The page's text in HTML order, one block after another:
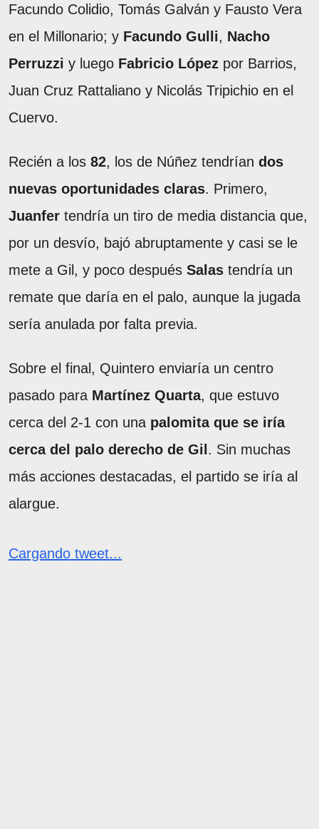
Facundo Colidio, Tomás Galván y Fausto Vera
en el Millonario; y Facundo Gulli, Nacho
Perruzzi y luego Fabricio López por Barrios,
Juan Cruz Rattaliano y Nicolás Tripichio en el
Cuervo.
Recién a los 82, los de Núñez tendrían dos
nuevas oportunidades claras. Primero,
Juanfer tendría un tiro de media distancia que,
por un desvío, bajó abruptamente y casi se le
mete a Gil, y poco después Salas tendría un
remate que daría en el palo, aunque la jugada
sería anulada por falta previa.
Sobre el final, Quintero enviaría un centro
pasado para Martínez Quarta, que estuvo
cerca del 2-1 con una palomita que se iría
cerca del palo derecho de Gil . Sin muchas
más acciones destacadas, el partido se iría al
alargue.
Cargando tweet...